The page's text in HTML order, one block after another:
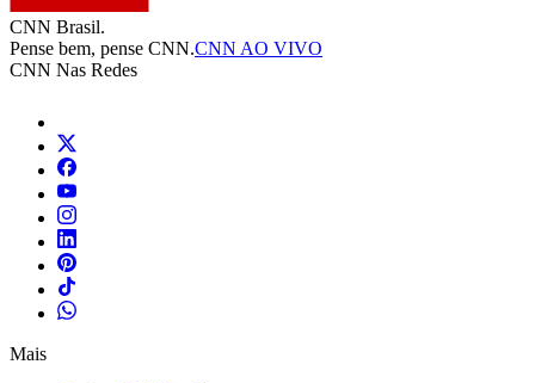
CNN Brasil.
Pense bem, pense CNN.CNN AO VIVO
CNN Nas Redes
Mais